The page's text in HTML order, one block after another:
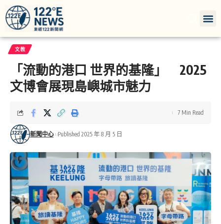
文教
「流動的港口 世界的基隆」 2025
文博會展現島嶼城市魅力
新聞中心 Published 2025 年 8 月 5 日
7 Min Read